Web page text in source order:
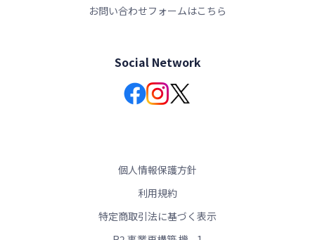
お問い合わせフォームはこちら
Social Network
個人情報保護方針
利用規約
特定商取引法に基づく表示